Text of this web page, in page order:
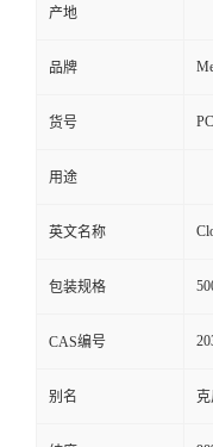
产地
品牌
货号
用途
英文名称
包装规格
CAS编号
别名